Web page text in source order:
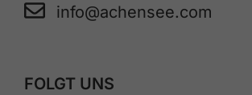
info@achensee.com
FOLGT UNS